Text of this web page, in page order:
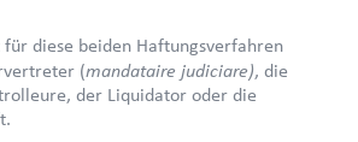
diese beiden Haftungsverfahren
(mandataire judiciare), die
der Liquidator oder die